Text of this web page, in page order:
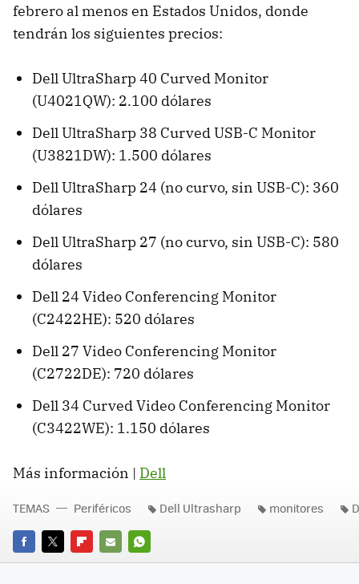
febrero al menos en Estados Unidos, donde
tendrán los siguientes precios:
Dell UltraSharp 40 Curved Monitor
(U4021QW): 2.100 dólares
Dell UltraSharp 38 Curved USB-C Monitor
(U3821DW): 1.500 dólares
Dell UltraSharp 24 (no curvo, sin USB-C): 360
dólares
Dell UltraSharp 27 (no curvo, sin USB-C): 580
dólares
Dell 24 Video Conferencing Monitor
(C2422HE): 520 dólares
Dell 27 Video Conferencing Monitor
(C2722DE): 720 dólares
Dell 34 Curved Video Conferencing Monitor
(C3422WE): 1.150 dólares
Más información | Dell
FACEBOOK
TWITTERFLIPBOARD
E-
WHATSAPP
TEMAS Periféricos Dell Ultrasharp monitores